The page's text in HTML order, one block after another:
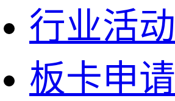
行业活动
板卡申请